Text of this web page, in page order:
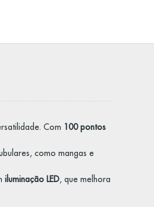
Com 100 pontos
como mangas e
iluminação LED, que melhora